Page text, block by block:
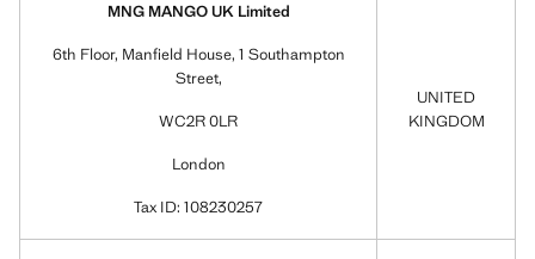
MNG MANGO UK Limited
6th Floor, Manfield House, 1 Southampton
Street,
WC2R 0LR
London
Tax ID: 108230257
UNITED
KINGDOM